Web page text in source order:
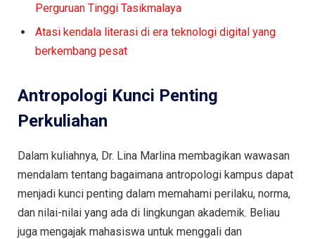
Perguruan Tinggi Tasikmalaya
Atasi kendala literasi di era teknologi digital yang
berkembang pesat
Antropologi Kunci Penting
Perkuliahan
Dalam kuliahnya, Dr. Lina Marlina membagikan wawasan
mendalam tentang bagaimana antropologi kampus dapat
menjadi kunci penting dalam memahami perilaku, norma,
dan nilai-nilai yang ada di lingkungan akademik. Beliau
juga mengajak mahasiswa untuk menggali dan